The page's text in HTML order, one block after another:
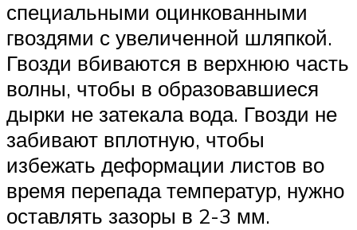
специальными оцинкованными
гвоздями с увеличенной шляпкой.
Гвозди вбиваются в верхнюю часть
волны, чтобы в образовавшиеся
дырки не затекала вода. Гвозди не
забивают вплотную, чтобы
избежать деформации листов во
время перепада температур, нужно
оставлять зазоры в 2-3 мм.